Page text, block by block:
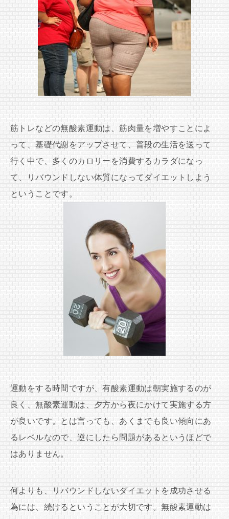
筋トレなどの無酸素運動は、筋肉量を増やすことによ
って、基礎代謝をアップさせて、普段の生活を送って
行く中で、多くのカロリーを消費するカラダになっ
て、リバウンドしない体質になってダイエットしよう
ということです。
運動をする時間ですが、有酸素運動は朝実施するのが
良く、無酸素運動は、夕方から夜にかけて実施する方
が良いです。とは言っても、あくまでも良い傾向にあ
るレベルなので、逆にしたら問題があるというほどで
はありません。
何よりも、リバウンドしないダイエットを成功させる
為には、続けるということが大切です。無酸素運動は